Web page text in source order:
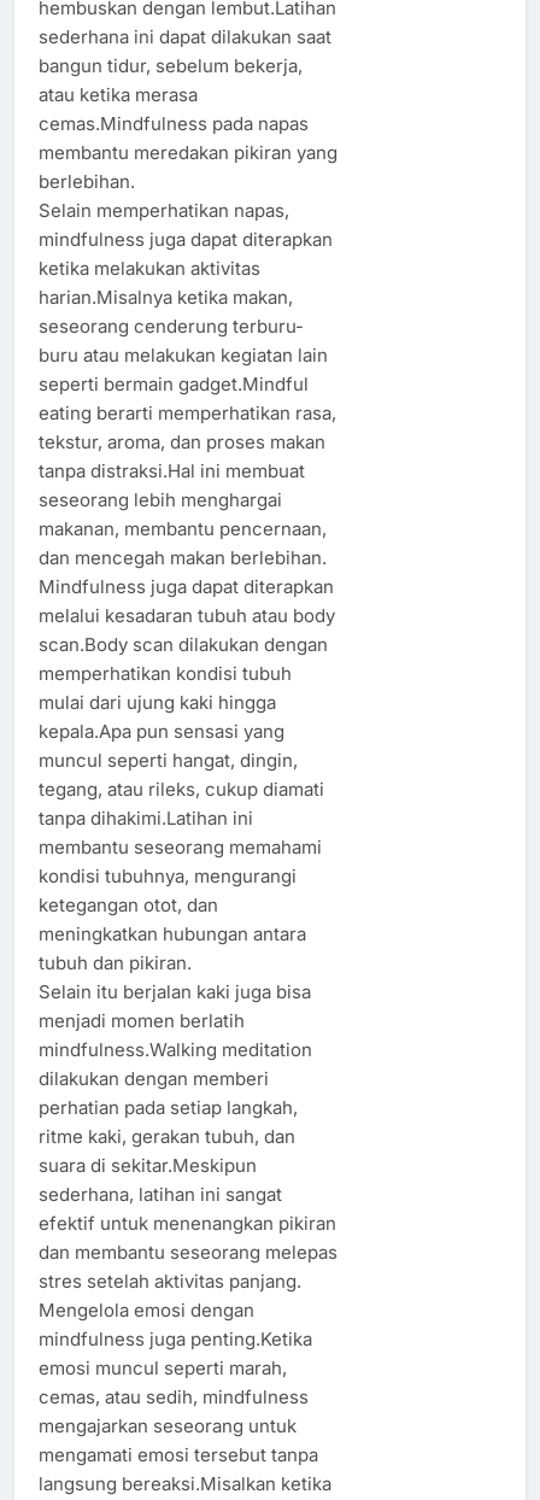
hembuskan dengan lembut.Latihan
sederhana ini dapat dilakukan saat
bangun tidur, sebelum bekerja,
atau ketika merasa
cemas.Mindfulness pada napas
membantu meredakan pikiran yang
berlebihan.
Selain memperhatikan napas,
mindfulness juga dapat diterapkan
ketika melakukan aktivitas
harian.Misalnya ketika makan,
seseorang cenderung terburu-
buru atau melakukan kegiatan lain
seperti bermain gadget.Mindful
eating berarti memperhatikan rasa,
tekstur, aroma, dan proses makan
tanpa distraksi.Hal ini membuat
seseorang lebih menghargai
makanan, membantu pencernaan,
dan mencegah makan berlebihan.
Mindfulness juga dapat diterapkan
melalui kesadaran tubuh atau body
scan.Body scan dilakukan dengan
memperhatikan kondisi tubuh
mulai dari ujung kaki hingga
kepala.Apa pun sensasi yang
muncul seperti hangat, dingin,
tegang, atau rileks, cukup diamati
tanpa dihakimi.Latihan ini
membantu seseorang memahami
kondisi tubuhnya, mengurangi
ketegangan otot, dan
meningkatkan hubungan antara
tubuh dan pikiran.
Selain itu berjalan kaki juga bisa
menjadi momen berlatih
mindfulness.Walking meditation
dilakukan dengan memberi
perhatian pada setiap langkah,
ritme kaki, gerakan tubuh, dan
suara di sekitar.Meskipun
sederhana, latihan ini sangat
efektif untuk menenangkan pikiran
dan membantu seseorang melepas
stres setelah aktivitas panjang.
Mengelola emosi dengan
mindfulness juga penting.Ketika
emosi muncul seperti marah,
cemas, atau sedih, mindfulness
mengajarkan seseorang untuk
mengamati emosi tersebut tanpa
langsung bereaksi.Misalkan ketika